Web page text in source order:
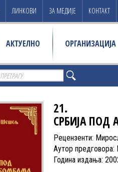
ЛИНКОВИ ЗА МЕДИЈЕ КОНТАКТ
АКТУЕЛНО ОРГАНИЗАЦИЈА
21.
СРБИЈА
Рецензенти:
Аутор
Година издања: